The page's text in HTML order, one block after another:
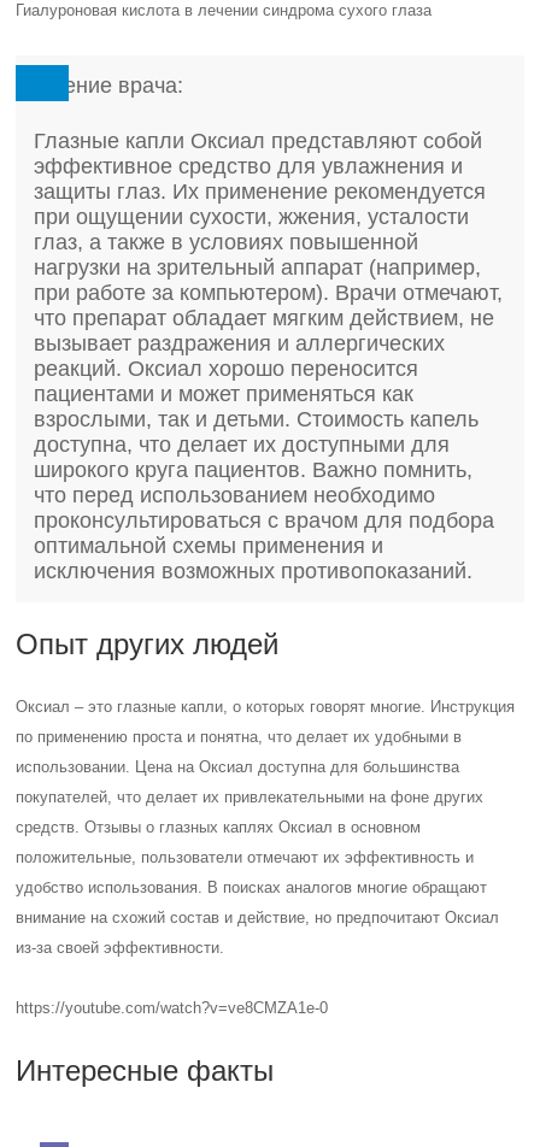
Гиалуроновая кислота в лечении синдрома сухого глаза
Мнение врача:
Глазные капли Оксиал представляют собой
эффективное средство для увлажнения и
защиты глаз. Их применение рекомендуется
при ощущении сухости, жжения, усталости
глаз, а также в условиях повышенной
нагрузки на зрительный аппарат (например,
при работе за компьютером). Врачи отмечают,
что препарат обладает мягким действием, не
вызывает раздражения и аллергических
реакций. Оксиал хорошо переносится
пациентами и может применяться как
взрослыми, так и детьми. Стоимость капель
доступна, что делает их доступными для
широкого круга пациентов. Важно помнить,
что перед использованием необходимо
проконсультироваться с врачом для подбора
оптимальной схемы применения и
исключения возможных противопоказаний.
Опыт других людей
Оксиал – это глазные капли, о которых говорят многие. Инструкция
по применению проста и понятна, что делает их удобными в
использовании. Цена на Оксиал доступна для большинства
покупателей, что делает их привлекательными на фоне других
средств. Отзывы о глазных каплях Оксиал в основном
положительные, пользователи отмечают их эффективность и
удобство использования. В поисках аналогов многие обращают
внимание на схожий состав и действие, но предпочитают Оксиал
из-за своей эффективности.
https://youtube.com/watch?v=ve8CMZA1e-0
Интересные факты